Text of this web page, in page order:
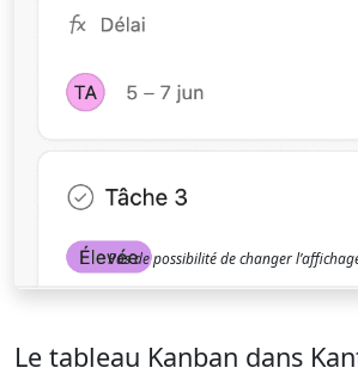
Pas de possibilité de changer
Le tableau Kanban dans